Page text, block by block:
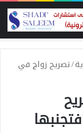
/تصريح زواج في